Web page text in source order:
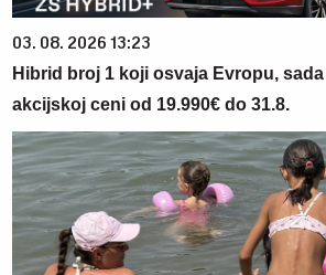
03. 08. 2026 13:23
Hibrid broj 1 koji osvaja Evropu,
akcijskoj ceni od 19.990€ do 31.8.